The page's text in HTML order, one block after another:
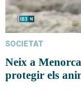
SOCIETAT
Neix a
protegir els